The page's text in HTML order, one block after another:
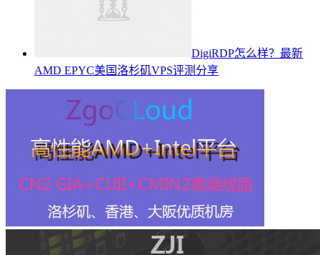
DigiRDP怎么样？最新
AMD EPYC美国洛杉矶VPS评测分享